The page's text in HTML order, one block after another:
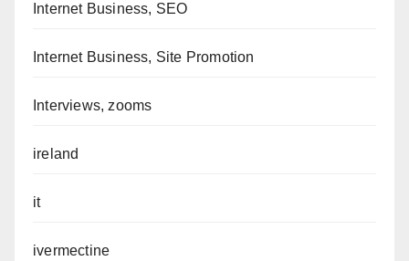
Internet Business, SEO
Internet Business, Site Promotion
Interviews, zooms
ireland
it
ivermectine